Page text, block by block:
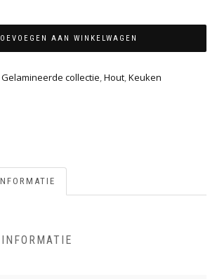
AAN WINKELWAGEN
Gelamineerde collectie,Hout,Keuken